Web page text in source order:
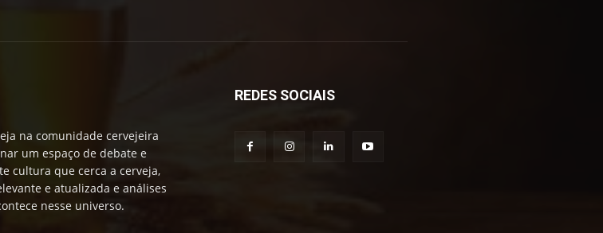
na comunidade cervejeira
um espaço de debate e
cultura que cerca a cerveja,
e atualizada e análises
nesse universo.
REDES SOCIAIS